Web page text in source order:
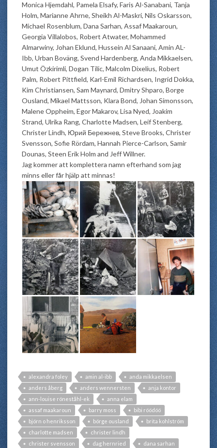
Monica Hjemdahl, Pamela Elsafy, Faris Al-Sanabani, Tanja
Holm, Marianne Ahrne, Sheikh Al-Maskri, Nils Oskarsson,
Michael Rosenblum, Dana Sarhan, Assaf Maakaroun,
Georgia Villalobos, Robert Atwater, Mohammed
Almarwiny, Johan Eklund, Hussein Al Sanaani, Amin AL-
Ibb, Urban Boväng, Svend Hardenberg, Anda Mikkaelsen,
Umut Özkirimli, Dogan Tilic, Malcolm Dixelius, Robert
Palm, Robert Pittfield, Karl-Emil Richardsen, Ingrid Dokka,
Kim Christiansen, Sam Maynard, Dmitry Shparo, Borge
Ousland, Mikael Mattsson, Klara Bond, Johan Simonsson,
Malene Oppheim, Egor Makarov, Lisa Nyed, Joakim
Strand, Ulrika Rang, Charlotte Madsen, Leif Stenberg,
Christer Lindh, Юрий Бережнев, Steve Brooks, Christer
Svensson, Sofie Rördam, Hannah Pierce-Carlson, Samir
Dounas, Steen Erik Holm and Jeff Willner.
Jag kommer att komplettera namn efterhand som jag
minns eller får hjälp att minnas!
alexandra foley amin al-ibb
anda mikkaelsen
anders åberg
anders wennersten
anja kontor
ann-louise röneståhl-ek
anna elam
assaf maakaroun
barry moss
bibi röödöö
björn o henriksson
börge ousland
brita kohlström
charlotte madsen
christer lindh
christer svensson
dag hernried dana sarhan